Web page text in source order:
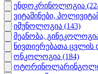
ენდოკრინოლოგია
ვიტამინები,
იმუნოლოგია (143)
მეანობა,
ნივთიერებათა ცვლის
ონკოლოგია (184)